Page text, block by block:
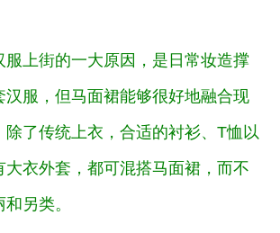
服上街的一大原因，是日常妆造撑
汉服，但马面裙能够很好地融合现
除了传统上衣，合适的衬衫、T恤以
大衣外套，都可混搭马面裙，而不
另类。